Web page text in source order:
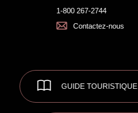
1-800 267-2744
Contactez-nous
GUIDE